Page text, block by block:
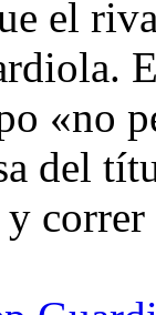
el
«no
del